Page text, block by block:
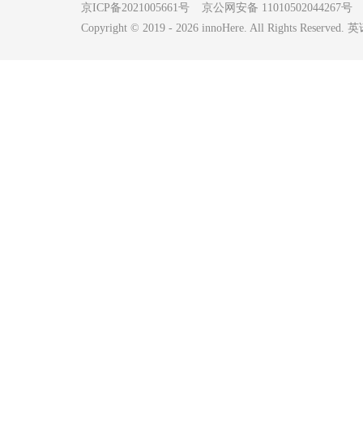
京ICP备2021005661号
京公网安备 11010502044267号
Copyright © 2019 - 2026 innoHere. All Rights Reserved.